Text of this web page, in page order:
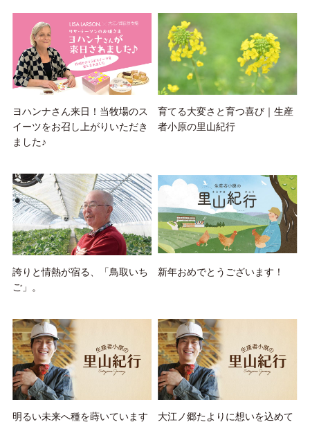
ヨハンナさん来日！当牧場のス
イーツをお召し上がりいただき
ました♪
育てる大変さと育つ喜び｜生産
者小原の里山紀行
誇りと情熱が宿る、「鳥取いち
ご」。
新年おめでとうございます！
明るい未来へ種を蒔いています 大江ノ郷たよりに想いを込めて